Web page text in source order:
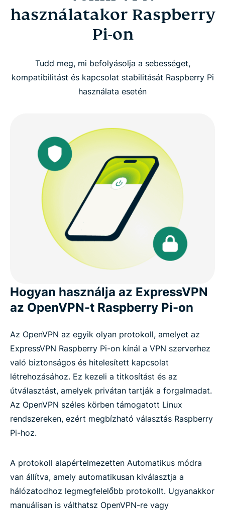
használatakor Raspberry
Pi-on
Tudd meg, mi befolyásolja a sebességet,
kompatibilitást és kapcsolat stabilitását Raspberry Pi
használata esetén
Hogyan használja az ExpressVPN
az OpenVPN-t Raspberry Pi-on
Az OpenVPN az egyik olyan protokoll, amelyet az
ExpressVPN Raspberry Pi-on kínál a VPN szerverhez
való biztonságos és hitelesített kapcsolat
létrehozásához. Ez kezeli a titkosítást és az
útválasztást, amelyek privátan tartják a forgalmadat.
Az OpenVPN széles körben támogatott Linux
rendszereken, ezért megbízható választás Raspberry
Pi-hoz.
A protokoll alapértelmezetten Automatikus módra
van állítva, amely automatikusan kiválasztja a
hálózatodhoz legmegfelelőbb protokollt. Ugyanakkor
manuálisan is válthatsz OpenVPN-re vagy